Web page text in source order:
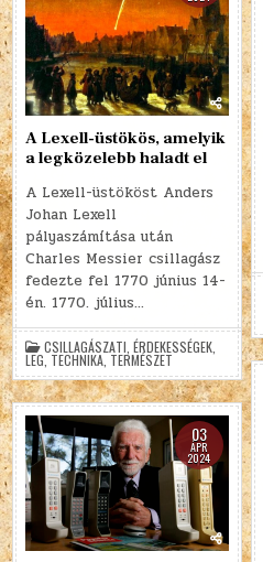
A Lexell-üstökös, amelyik
a legközelebb haladt el
A Lexell-üstököst Anders
Johan Lexell
pályaszámítása után
Charles Messier csillagász
fedezte fel 1770 június 14-
én. 1770. július…
CSILLAGÁSZATI ,ÉRDEKESSÉGEK
LEG TECHNIKA TERMÉSZET
03
ÁPR
2024